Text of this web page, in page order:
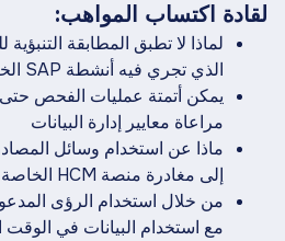
لقادة اكتساب المواهب:
لماذا لا تطبق المطابقة التنبؤية
الذي تجري فيه أنشطة SAP الخاصة بك؟
يمكن أتمتة عمليات الفحص حتى
مراعاة معايير إدارة البيانات
ماذا عن استخدام وسائل المصادر
إلى مغادرة منصة HCM الخاصة بك؟
من خلال استخدام الرؤى
مع استخدام البيانات في الوقت